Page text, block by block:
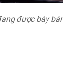
được bày